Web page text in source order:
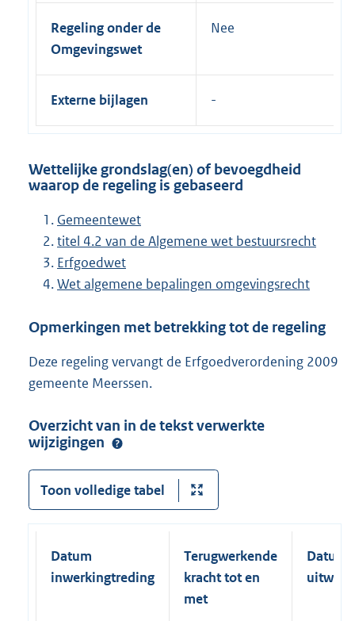
Regeling onder de
Omgevingswet
Nee
Externe bijlagen
Wettelijke grondslag(en) of bevoegdheid
waarop de regeling is gebaseerd
Gemeentewet
titel 4.2 van de Algemene wet bestuursrecht
Erfgoedwet
Wet algemene bepalingen omgevingsrecht
Opmerkingen met betrekking tot de regeling
Deze regeling vervangt de Erfgoedverordening 2009
gemeente Meerssen.
Overzicht van in de tekst verwerkte
wijzigingen
Toon volledige tabel
Datum
inwerkingtreding
Terugwerkende
kracht tot en
met
Datum